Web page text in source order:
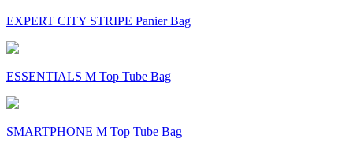
EXPERT CITY STRIPE Panier Bag
ESSENTIALS M Top Tube Bag
SMARTPHONE M Top Tube Bag